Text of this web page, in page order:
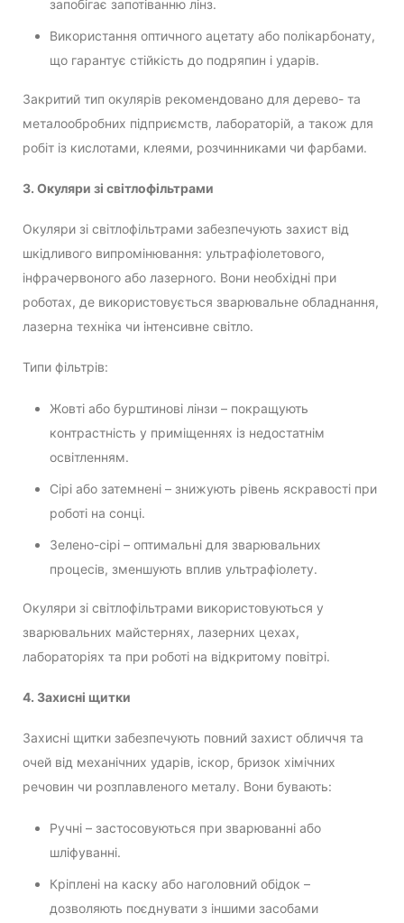
запобігає запотіванню лінз.
Використання оптичного ацетату або полікарбонату,
що гарантує стійкість до подряпин і ударів.
Закритий тип окулярів рекомендовано для дерево- та
металообробних підприємств, лабораторій, а також для
робіт із кислотами, клеями, розчинниками чи фарбами.
3. Окуляри зі світлофільтрами
Окуляри зі світлофільтрами забезпечують захист від
шкідливого випромінювання: ультрафіолетового,
інфрачервоного або лазерного. Вони необхідні при
роботах, де використовується зварювальне обладнання,
лазерна техніка чи інтенсивне світло.
Типи фільтрів:
Жовті або бурштинові лінзи – покращують
контрастність у приміщеннях із недостатнім
освітленням.
Сірі або затемнені – знижують рівень яскравості при
роботі на сонці.
Зелено-сірі – оптимальні для зварювальних
процесів, зменшують вплив ультрафіолету.
Окуляри зі світлофільтрами використовуються у
зварювальних майстернях, лазерних цехах,
лабораторіях та при роботі на відкритому повітрі.
4. Захисні щитки
Захисні щитки забезпечують повний захист обличчя та
очей від механічних ударів, іскор, бризок хімічних
речовин чи розплавленого металу. Вони бувають:
Ручні – застосовуються при зварюванні або
шліфуванні.
Кріплені на каску або наголовний обідок –
дозволяють поєднувати з іншими засобами